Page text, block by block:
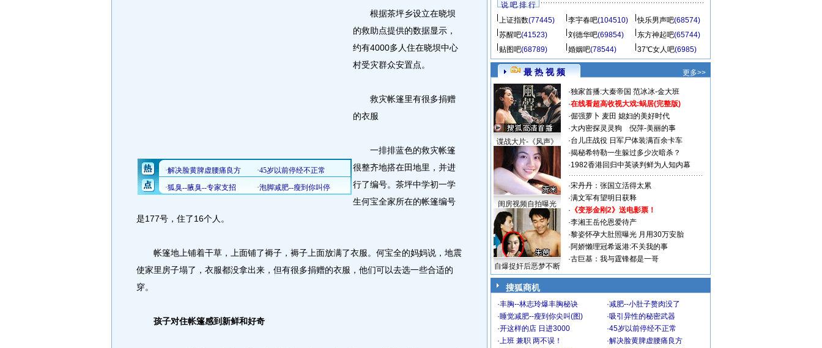
根据茶坪乡设立在晓坝
的救助点提供的数据显示，
约有4000多人住在晓坝中心
村受灾群众安置点。
救灾帐篷里有很多捐赠
的衣服
一排排蓝色的救灾帐篷
很整齐地搭在田地里，并进
行了编号。茶坪中学初一学
生何宝全家所在的帐篷编号
是177号，住了16个人。
帐篷地上铺着干草，上面铺了褥子，褥子上面放满了衣服。何宝全的妈妈说，地震
使家里房子塌了，衣服都没拿出来，但有很多捐赠的衣服，他们可以去选一些合适的
穿。
孩子对住帐篷感到新鲜和好奇
说 吧 排 行
上证指数(77445) 李宇春吧(104510) 快乐男声吧(68574)
苏醒吧(41523) 刘德华吧(69854) 东方神起吧(65744)
贴图吧(68789) 婚姻吧(78544) 37℃女人吧(6985)
最 热 视 频 更多>>
谍战大片-《风声》
闺房视频自拍曝光
自爆捉奸后恶梦不断
·独家首播:大秦帝国 范冰冰-金大班
·在线看超高收视大戏:蜗居(完整版)
·倔强萝卜 麦田 媳妇的美好时代
·大内密探灵灵狗
倪萍-美丽的事
·台儿庄战役 日军尸体装满百余卡车
·揭秘希特勒一生躲过多少次暗杀？
·1982香港回归中英谈判鲜为人知内幕
·宋丹丹：张国立活得太累
·满文军有望明日获释
· 《变形金刚2》送电影票！
·李湘王岳伦恩爱待产
·黎姿怀孕大肚照曝光 月用30万安胎
·阿娇懒理冠希返港:不关我的事
·古巨基：我与霆锋都是一哥
搜狐商机
·丰胸--林志玲爆丰胸秘诀 ·减肥--小肚子赘肉没了
·睡觉减肥--瘦到你尖叫(图) ·吸引异性的秘密武器
·开这样的店 日进3000 ·45岁以前停经不正常
·上班 兼职 两不误！ ·解决脸黄脾虚腰痛良方